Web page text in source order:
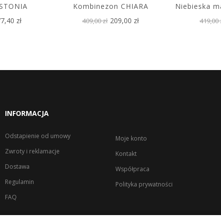
zł
Kombinezon CHIARA
409,00 zł 209,00 zł
Niebieska
419,00
INFORMACJA
Odstapienie od umowy
Zwroty i reklamacje
Dostawa
Regulamin
FAQ
Moje konto
Kontakt
Współpraca
Polityka prywatności